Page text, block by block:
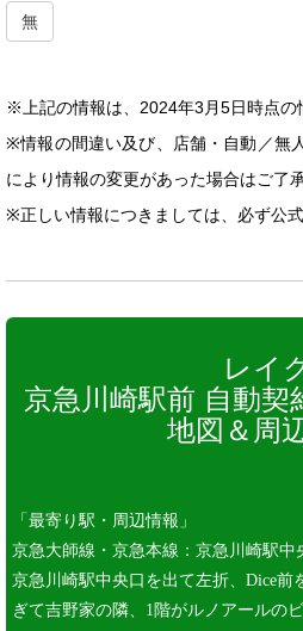
無
※上記の情報は、2024年3月5日時点の
※情報の間違い及び、店舗・自動／無
により情報の変更があった場合はご了
※正しい情報につきましては、必ず公式
レイ
京急川崎駅前 自動契
地図＆周
「最寄り駅・周辺情報」
京急大師線・京急本線：京急川崎駅中
京急川崎駅中央口を出て左折、Dice前
ぎて吉野家の隣、1階がルノアールの